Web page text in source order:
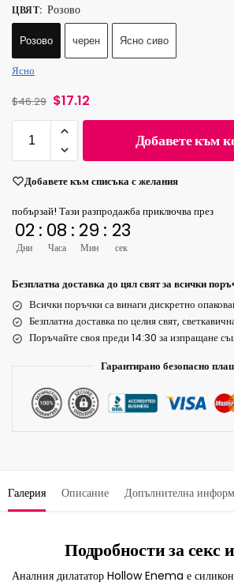
ЦВЯТ: Розово
Розово черен Ясно сиво
Ясно
$46.29 $17.12
Добавете към
Добавете към списъка с желания
побързай! Тази разпродажба приключва през
02
Дни
: 08
Часа
: 29
Мин
: 23
сек
Безплатна доставка до цял свят за всички
Всички поръчки са винаги дискретно
Безплатна доставка по целия свят,
Поръчайте своя преди 14:30 за изпращане
Гарантирано безопасно
Галерия Описание Допълнителна
Подробности за секс
Аналния дилататор Hollow Enema е